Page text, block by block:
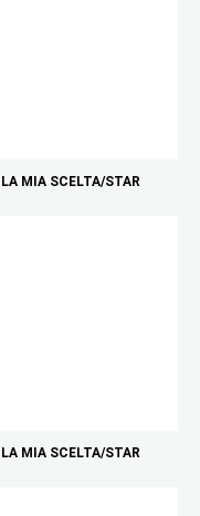
LA MIA SCELTA/STAR
LA MIA SCELTA/STAR